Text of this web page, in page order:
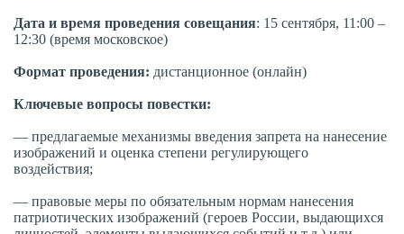
Дата и время проведения совещания: 15 сентября, 11:00 –
12:30 (время московское)
Формат проведения: дистанционное (онлайн)
Ключевые вопросы повестки:
— предлагаемые механизмы введения запрета на нанесение
изображений и оценка степени регулирующего
воздействия;
— правовые меры по обязательным нормам нанесения
патриотических изображений (героев России, выдающихся